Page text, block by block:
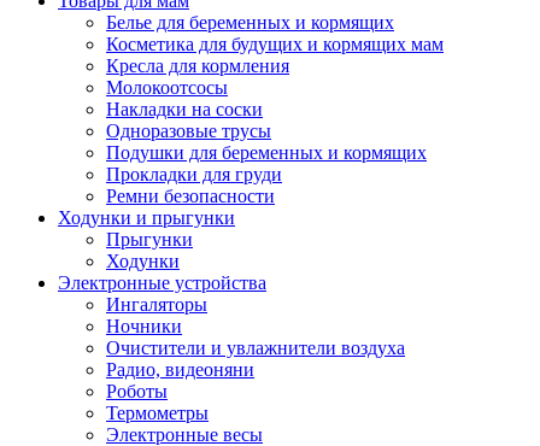
Белье для беременных и кормящих
Косметика для будущих и кормящих мам
Кресла для кормления
Молокоотсосы
Накладки на соски
Одноразовые трусы
Подушки для беременных и кормящих
Прокладки для груди
Ремни безопасности
Ходунки и прыгунки
Прыгунки
Ходунки
Электронные устройства
Ингаляторы
Ночники
Очистители и увлажнители воздуха
Радио, видеоняни
Роботы
Термометры
Электронные весы